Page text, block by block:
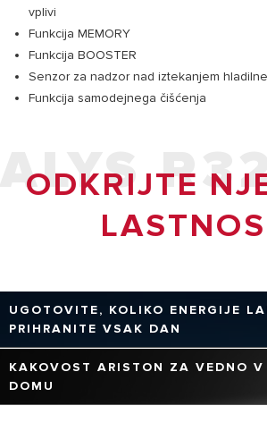
vplivi
Funkcija MEMORY
Funkcija BOOSTER
Senzor za nadzor nad iztekanjem
Funkcija samodejnega čišćenja
ALYS
ODKRIJTE
UGOTOVITE, KOLIKO ENERGIJE
PRIHRANITE VSAK DAN
Tehnologije Ariston optimizirajo
čim bolj zmanjšajo porabo energije in
KAKOVOST ARISTON ZA VEDNO V
DOMU